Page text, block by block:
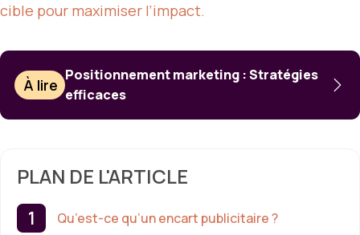
cible pour maximiser l’impact.
À lire
Positionnement marketing : Stratégies
efficaces
PLAN DE L'ARTICLE
Qu’est-ce qu’un encart publicitaire ?